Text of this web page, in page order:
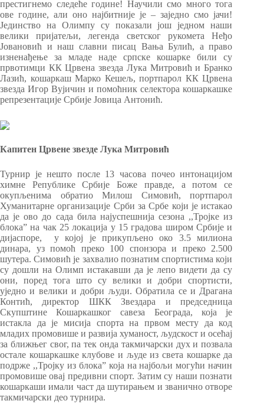
престигнемо следеће године! Научили смо много тога
ове године, али оно најбитније је – заједно смо јачи!
Јединство на Олимпу су показали још једном наши
велики пријатељи, легенда светског рукомета Неђо
Јовановић и наш славни писац Вања Булић, а право
изненађење за младе наде српске кошарке били су
првотимци КК Црвена звезда Лука Митровић и Бранко
Лазић, кошаркаш Марко Кешељ, портпарол КК Црвена
звезда Игор Вујичин и помоћник селектора кошаркашке
репрезентације Србије Јовица Антонић.
Капитен Црвене звезде Лука Митровић
Турнир је нешто после 13 часова почео интонацијом
химне Републике Србије Боже правде, а потом се
окупљенима обратио Милош Симовић, портпарол
Хуманитарне организације Срби за Србе који је истакао
да је ово до сада била најуспешнија сезона ,,Тројке из
блока” на чак 25 локација у 15 градова широм Србије и
дијаспоре, у којој је прикупљено око 3.5 милиона
динара, уз помоћ преко 100 спонзора и преко 2.500
шутера. Симовић је захвалио познатим спортистима који
су дошли на Олимп истакавши да је лепо видети да су
они, поред тога што су велики и добри спортисти,
уједно и велики и добри људи. Обратила се и Драгана
Контић, директор ШКК Звездара и председница
Скупштине Кошаркашког савеза Београда, која је
истакла да је мисија спорта на првом месту да код
младих промовише и развија хуманост, људскост и осећај
за ближњег свог, па тек онда такмичарски дух и позвала
остале кошаркашке клубове и људе из света кошарке да
подрже ,,Тројку из блока” која на најбољи могући начин
промовише овај предивни спорт. Затим су наши познати
кошаркаши имали част да шутирањем и званично отворе
такмичарски део турнира.